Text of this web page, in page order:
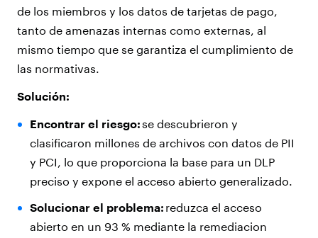
de los miembros y los datos de tarjetas de pago,
tanto de amenazas internas como externas, al
mismo tiempo que se garantiza el cumplimiento de
las normativas.
Solución:
Encontrar el riesgo:se descubrieron y
clasificaron millones de archivos con datos de PII
y PCI, lo que proporciona la base para un DLP
preciso y expone el acceso abierto generalizado.
Solucionar el problema: reduzca el acceso
abierto en un 93 % mediante la remediacion